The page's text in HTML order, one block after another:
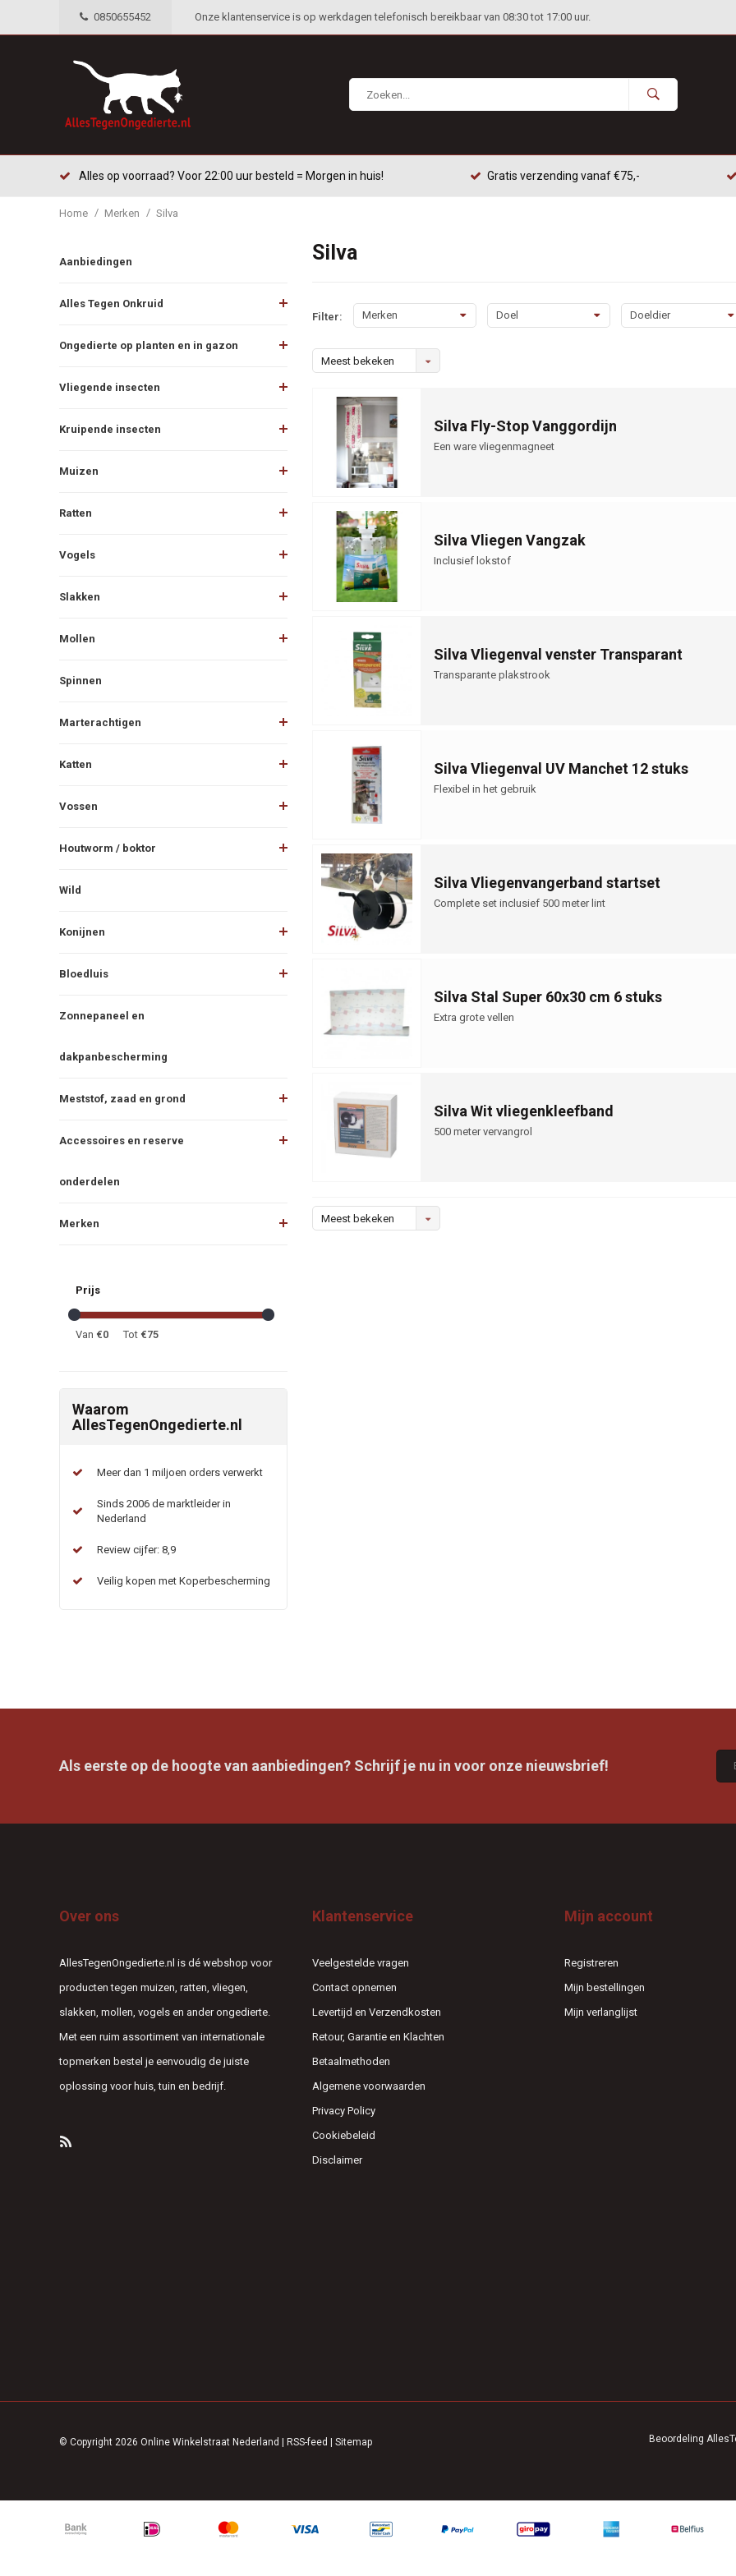
0850655452 Onze klantenservice is op werkdagen telefonisch bereikbaar van 08:30 tot 17:00 uur.
Alles op voorraad? Voor 22:00 uur besteld = Morgen in huis! Gratis verzending vanaf €75,-
Home / Merken / Silva
Aanbiedingen
Alles Tegen Onkruid
Ongedierte op planten en in gazon
Vliegende insecten
Kruipende insecten
Muizen
Ratten
Vogels
Slakken
Mollen
Spinnen
Marterachtigen
Katten
Vossen
Houtworm / boktor
Wild
Konijnen
Bloedluis
Zonnepaneel en
dakpanbescherming
Meststof, zaad en grond
Accessoires en reserve
onderdelen
Merken
Prijs
Van €0 Tot €75
Waarom
AllesTegenOngedierte.nl
Meer dan 1 miljoen orders verwerkt
Sinds 2006 de marktleider in
Nederland
Review cijfer: 8,9
Veilig kopen met Koperbescherming
Silva
Filter: Merken Doel Doeldier
Meest bekeken
Silva Fly-Stop Vanggordijn
Een ware vliegenmagneet
Silva Vliegen Vangzak
Inclusief lokstof
Silva Vliegenval venster Transparant
Transparante plakstrook
Silva Vliegenval UV Manchet 12 stuks
Flexibel in het gebruik
Silva Vliegenvangerband startset
Complete set inclusief 500 meter lint
Silva Stal Super 60x30 cm 6 stuks
Extra grote vellen
Silva Wit vliegenkleefband
500 meter vervangrol
Meest bekeken
Als eerste op de hoogte van aanbiedingen? Schrijf je nu in voor onze nieuwsbrief!
Over ons
AllesTegenOngedierte.nl is dé webshop voor
producten tegen muizen, ratten, vliegen,
slakken, mollen, vogels en ander ongedierte.
Met een ruim assortiment van internationale
topmerken bestel je eenvoudig de juiste
oplossing voor huis, tuin en bedrijf.
Klantenservice
Veelgestelde vragen
Contact opnemen
Levertijd en Verzendkosten
Retour, Garantie en Klachten
Betaalmethoden
Algemene voorwaarden
Privacy Policy
Cookiebeleid
Disclaimer
Mijn account
Registreren
Mijn bestellingen
Mijn verlanglijst
© Copyright 2026 Online Winkelstraat Nederland RSS-feed Sitemap Beoordeling